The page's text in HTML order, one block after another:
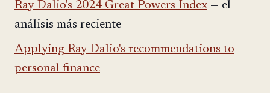
Ray Dalio's 2024 Great Powers Index — el
análisis más reciente
Applying Ray Dalio's recommendations to
personal finance